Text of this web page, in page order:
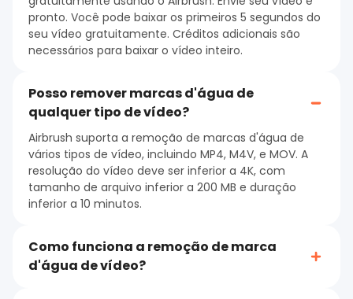
pronto. Você pode baixar os primeiros 5 segundos do
seu vídeo gratuitamente. Créditos adicionais são
necessários para baixar o vídeo inteiro.
Posso remover marcas d'água de
qualquer tipo de vídeo?
Airbrush suporta a remoção de marcas d'água de
vários tipos de vídeo, incluindo MP4, M4V, e MOV. A
resolução do vídeo deve ser inferior a 4K, com
tamanho de arquivo inferior a 200 MB e duração
inferior a 10 minutos.
Como funciona a remoção de marca
d'água de vídeo?